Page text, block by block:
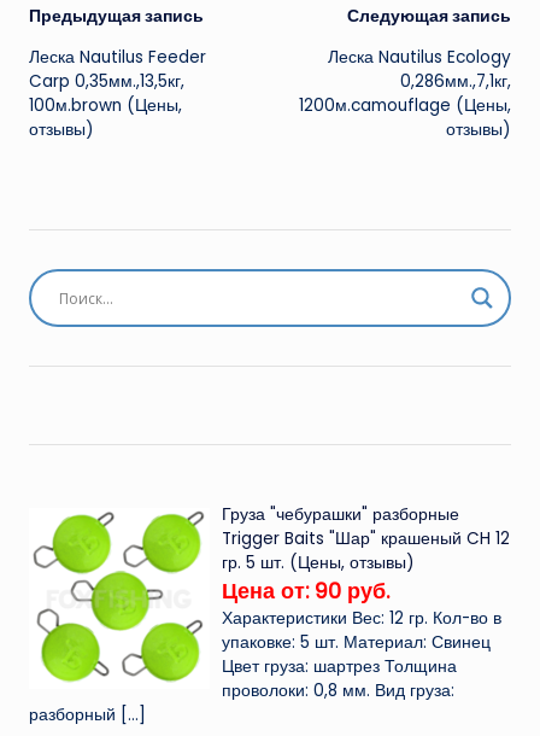
Навигация
записи
Предыдущая запись
Леска Nautilus Feeder
Carp 0,35мм.,13,5кг,
100м.brown (Цены,
отзывы)
Следующая запись
Леска Nautilus Ecology
0,286мм.,7,1кг,
1200м.camouflage (Цены,
отзывы)
Груза "чебурашки" разборные
Trigger Baits "Шар" крашеный CH 12
гр. 5 шт. (Цены, отзывы)
Цена от: 90 руб.
Характеристики Вес: 12 гр. Кол-во в
упаковке: 5 шт. Материал: Свинец
Цвет груза: шартрез Толщина
проволоки: 0,8 мм. Вид груза:
разборный […]